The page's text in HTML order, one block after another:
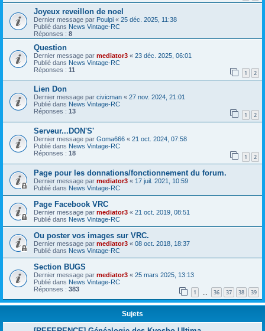
Joyeux reveillon de noel
Dernier message par Poulpi « 25 déc. 2025, 11:38
Publié dans News Vintage-RC
Réponses : 8
Question
Dernier message par mediator3 « 23 déc. 2025, 06:01
Publié dans News Vintage-RC
Réponses : 11 1 2
Lien Don
Dernier message par civicman « 27 nov. 2024, 21:01
Publié dans News Vintage-RC
Réponses : 13 1 2
Serveur...DON'S'
Dernier message par Goma666 « 21 oct. 2024, 07:58
Publié dans News Vintage-RC
Réponses : 18 1 2
Page pour les donnations/fonctionnement du forum.
Dernier message par mediator3 « 17 juil. 2021, 10:59
Publié dans News Vintage-RC
Page Facebook VRC
Dernier message par mediator3 « 21 oct. 2019, 08:51
Publié dans News Vintage-RC
Ou poster vos images sur VRC.
Dernier message par mediator3 « 08 oct. 2018, 18:37
Publié dans News Vintage-RC
Section BUGS
Dernier message par mediator3 « 25 mars 2025, 13:13
Publié dans News Vintage-RC
Réponses : 383 1 36 37 38 39
Sujets